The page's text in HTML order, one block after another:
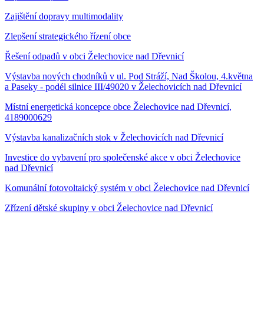
Zajištění dopravy multimodality
Zlepšení strategického řízení obce
Řešení odpadů v obci Želechovice nad Dřevnicí
Výstavba nových chodníků v ul. Pod Stráží, Nad Školou, 4.května
a Paseky - podél silnice III/49020 v Želechovicích nad Dřevnicí
Místní energetická koncepce obce Želechovice nad Dřevnicí,
4189000629
Výstavba kanalizačních stok v Želechovicích nad Dřevnicí
Investice do vybavení pro společenské akce v obci Želechovice
nad Dřevnicí
Komunální fotovoltaický systém v obci Želechovice nad Dřevnicí
Zřízení dětské skupiny v obci Želechovice nad Dřevnicí